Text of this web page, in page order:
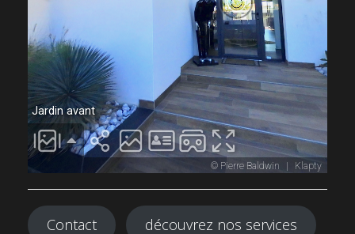
Contact découvrez nos services